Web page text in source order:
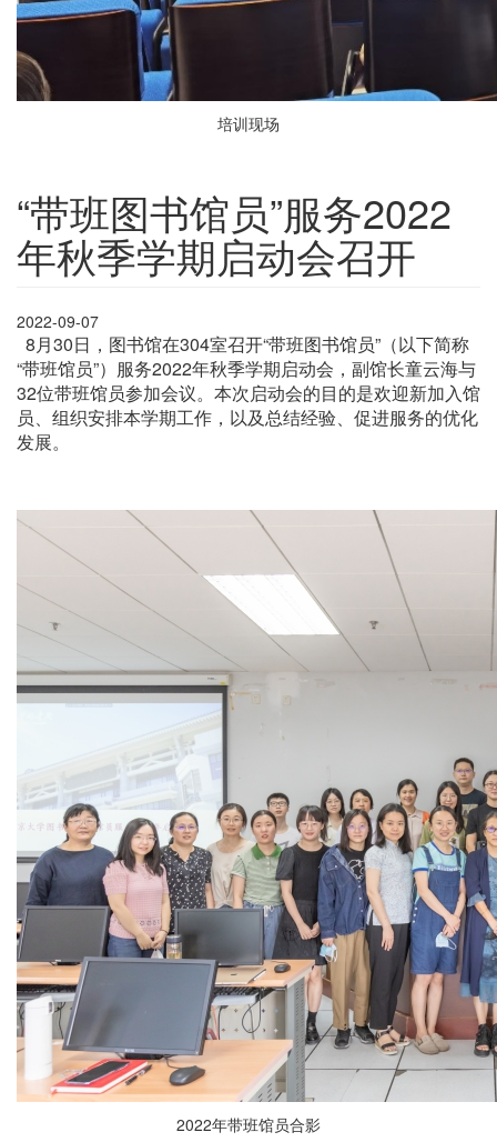
培训现场
“带班图书馆员”服务2022
年秋季学期启动会召开
2022-09-07
8月30日，图书馆在304室召开“带班图书馆员”（以下简称
“带班馆员”）服务2022年秋季学期启动会，副馆长童云海与
32位带班馆员参加会议。本次启动会的目的是欢迎新加入馆
员、组织安排本学期工作，以及总结经验、促进服务的优化
发展。
2022年带班馆员合影